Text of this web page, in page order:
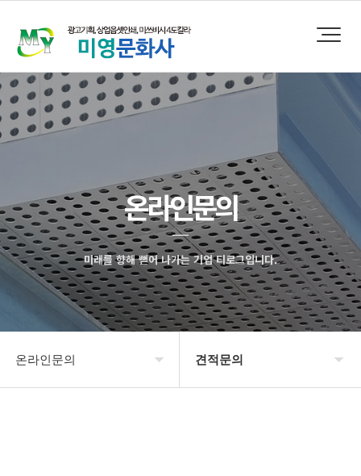
온라인문의
미래를 향해 뻗어 나가는 기업 티로그입니다.
온라인문의 견적문의